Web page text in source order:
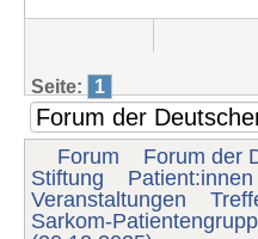
Seite: 1
Forum
Forum der
Stiftung
Veranstaltungen
Sarkom-